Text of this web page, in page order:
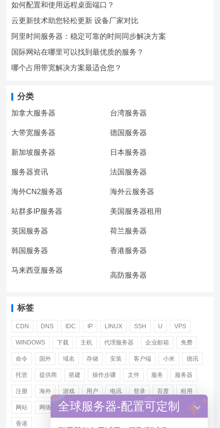
如何配置和使用远程桌面端口？
云更新技术助您轻松更新 设备厂家对比
阿里时间服务器：稳定可靠的时间同步解决方案
国际网站在哪里可以找到最优质的服务？
哪个占用带宽解决方案最适合您？
分类
加拿大服务器 台湾服务器
大带宽服务器 德国服务器
新加坡服务器 日本服务器
服务器资讯 法国服务器
海外CN2服务器 海外云服务器
站群多IP服务器 美国服务器租用
英国服务器 荷兰服务器
韩国服务器 香港服务器
马来西亚服务器
高防服务器
标签
CDN DNS IDC IP LINUX SSH U VPS
WINDOWS 下载 主机 代理服务器 企业邮箱 免费
命令 国外 域名 存储 安装 客户端 小米 德讯
托管 提供商 搭建 操作步骤 文件 服务 服务器
注册 海外 游戏 用户 电讯 登录 百度 租用
网站 网络 腾讯 虚拟主机 证书 配置 阿里
香港
全球服务器-配置可定制